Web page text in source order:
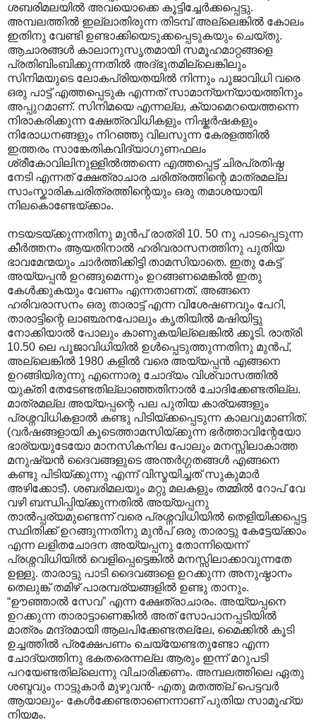
ശബരിമലയിൽ അവയൊക്കെ കൂട്ടിച്ചേർക്കപ്പെട്ടു.
അമ്പലത്തിൽ ഇല്ലാതിരുന്ന തിടമ്പ് അല്ലെങ്കിൽ കോലം
ഇതിനു വേണ്ടി ഉണ്ടാക്കിയെടുക്കപ്പെടുകയും ചെയ്തു.
ആചാരങ്ങൾ കാലാനുസൃതമായി സമൂഹമാറ്റങ്ങളെ
പ്രതിബിംബിക്കുന്നതിൽ അദ്ഭുതമില്ലെങ്കിലും
സിനിമയുടെ ലോകപ്രിയതയിൽ നിന്നും പൂജാവിധി വരെ
ഒരു പാട്ട് എത്തപ്പെടുക എന്നത് സാമാന്യന്യായത്തിനും
അപ്പുറമാണ്. സിനിമയെ എന്നല്ല, ക്യാമെറയെത്തന്നെ
നിരാകരിക്കുന്ന ക്ഷേത്രവിധികളും നിഷ്കർഷകളും
നിരോധനങ്ങളും നിറഞ്ഞു വിലസുന്ന കേരളത്തിൽ
ഇത്തരം സാങ്കേതികവിദ്യാഗുണഫലം
ശ്രീകോവിലിനുള്ളിൽത്തന്നെ എത്തപ്പെട്ട് ചിരപ്രതിഷ്ഠ
നേടി എന്നത് ക്ഷേത്രാചാര ചരിത്രത്തിന്റെ മാത്രമല്ല
സാംസ്കാരികചരിത്രത്തിന്റെയും ഒരു തമാശയായി
നിലകൊണ്ടേയ്ക്കാം.
നടയടയ്ക്കുന്നതിനു മുൻപ് രാത്രി 10. 50 നു പാടപ്പെടുന്ന
കീർത്തനം ആയതിനാൽ ഹരിവരാസനത്തിനു പുതിയ
ഭാവമേന്മയും ചാർത്തിക്കിട്ടി താമസിയാതെ. ഇതു കേട്ട്
അയ്യപ്പൻ ഉറങ്ങുമെന്നും ഉറങ്ങണമെങ്കിൽ ഇതു
കേൾക്കുകയും വേണം എന്നതാണത്. അങ്ങനെ
ഹരിവരാസനം ഒരു താരാട്ട് എന്ന വിശേഷണവും പേറി,
താരാട്ടിന്റെ ലാഞ്ഛനപോലും കൃതിയിൽ മഷിയിട്ടു
നോക്കിയാൽ പോലും കാണുകയില്ലെങ്കിൽ ക്കൂടി. രാത്രി
10.50 ലെ പൂജാവിധിയിൽ ഉൾപ്പെടുത്തുന്നതിനു മുൻപ്,
അല്ലെങ്കിൽ 1980 കളിൽ വരെ അയ്യപ്പൻ എങ്ങനെ
ഉറങ്ങിയിരുന്നു എന്നൊരു ചോദ്യം വിശ്വാസത്തിൽ
യുക്തി തേടേണ്ടതില്ലാഞ്ഞതിനാൽ ചോദിക്കേണ്ടതില്ല.
മാത്രമല്ല അയ്യപ്പന്റെ പല പുതിയ കാര്യങ്ങളും
പ്രശ്നവിധികളാൽ കണ്ടു പിടിയ്ക്കപ്പെടുന്ന കാലവുമാണിത്.
(വർഷങ്ങളായി കൂടെത്താമസിയ്ക്കുന്ന ഭർത്താവിന്റേയോ
ഭാര്യയുടേയോ മാനസികനില പോലും മനസ്സിലാകാത്ത
മനുഷ്യൻ ദൈവങ്ങളുടെ അന്തർഗ്ഗതങ്ങൾ എങ്ങനെ
കണ്ടു പിടിയ്ക്കുന്നു എന്ന് വിസ്മയിച്ചത് സുകുമാർ
അഴിക്കോട്). ശബരിമലയും മറ്റു മലകളും തമ്മിൽ റോപ് വേ
വഴി ബന്ധിപ്പിയ്ക്കുന്നതിൽ അയ്യപ്പനു
താൽ‌പ്പര്യമുണ്ടെന്ന് വരെ പ്രശ്നവിധിയിൽ തെളിയിക്കപ്പെട്ട
സ്ഥിതിക്ക് ഉറങ്ങുന്നതിനു മുൻപ് ഒരു താരാട്ടു കേട്ടേയ്ക്കാം
എന്ന ലളിതചോദന അയ്യപ്പനു തോന്നിയെന്ന്
പ്രശ്നവിധിയിൽ വെളിപ്പെട്ടെങ്കിൽ മനസ്സിലാക്കാവുന്നതേ
ഉള്ളു. താരാട്ടു പാടി ദൈവങ്ങളെ ഉറക്കുന്ന അനുഷ്ഠാനം
തെലുങ്ക് തമിഴ് പാരമ്പര്യങ്ങളിൽ ഉണ്ടു താനും.
“ഊഞ്ഞാൽ സേവ” എന്ന ക്ഷേത്രാചാരം. അയ്യപ്പനെ
ഉറക്കുന്ന താരാട്ടാണെങ്കിൽ അത് സോപാനപ്പടിയിൽ
മാത്രം മന്ദ്രമായി ആലപിക്കേണ്ടതല്ലേ, മൈക്കിൽ കൂടി
ഉച്ചത്തിൽ പ്രക്ഷേപണം ചെയ്യേണ്ടതുണ്ടോ എന്ന
ചോദ്യത്തിനു ഭകതരെന്നല്ല ആരും ഇന്ന് മറുപടി
പറയേണ്ടതില്ലെന്നു വിചാരിക്കണം. അമ്പലത്തിലെ ഏതു
ശബ്ദവും നാട്ടുകാർ മുഴുവൻ- എതു മതത്ത്ല് പെട്ടവർ
ആയാലും- കേൾക്കേണ്ടതാണെന്നാണ് പുതിയ സാമൂഹ്യ
നിയമം.